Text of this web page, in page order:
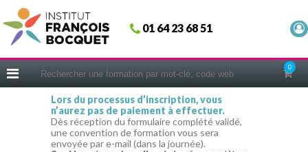
01 64 23 68 51
0
Fermer
ACCUEIL
CERIFICATIONS
INTRAS | SUR-MESURE
COACHING
Lors du processus d’inscription, vous
n’aurez pas de paiement à effectuer.
Dès réception du formulaire complété validé,
une convention de formation vous sera
envoyée par e-mail (dans la journée).